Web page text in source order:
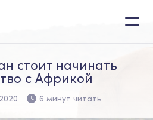
стоит начинать
с Африкой
6 минут читать